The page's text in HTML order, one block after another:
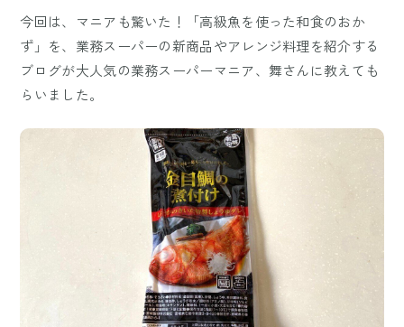
今回は、マニアも驚いた！「高級魚を使った和食のおか
ず」を、業務スーパーの新商品やアレンジ料理を紹介する
ブログが大人気の業務スーパーマニア、舞さんに教えても
らいました。